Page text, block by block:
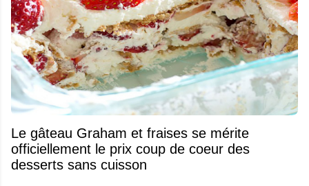
Le gâteau Graham et fraises se mérite
officiellement le prix coup de coeur des
desserts sans cuisson